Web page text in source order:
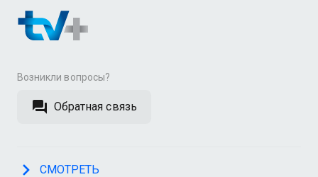
Возникли вопросы?
Обратная связь
СМОТРЕТЬ